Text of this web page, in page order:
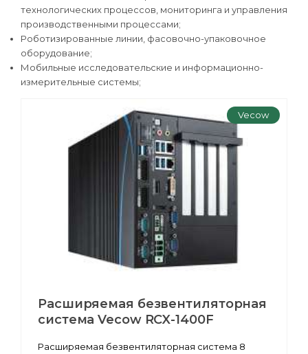
технологических процессов, мониторинга и управления
производственными процессами;
Роботизированные линии, фасовочно-упаковочное
оборудование;
Мобильные исследовательские и информационно-
измерительные системы;
Vecow
Расширяемая безвентиляторная
система Vecow RCX-1400F
Расширяемая безвентиляторная система 8